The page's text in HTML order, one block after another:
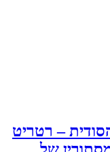
הסודית – רטריט